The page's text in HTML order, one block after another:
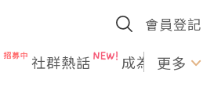
會員登記
社群熱話 成為U更多